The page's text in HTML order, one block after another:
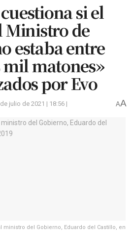
si el
Ministro de
estaba entre
mil matones»
por Evo
julio de 2021 | 18:56 | AA
ministro del Gobierno, Eduardo del Castillo, en